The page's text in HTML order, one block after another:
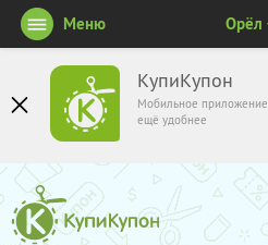
КупиКупон
Мобильное приложение
ещё удобнее
Меню Орёл